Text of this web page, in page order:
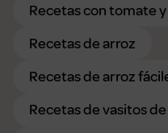
Recetas con tomate
Recetas de arroz
Recetas de arroz
Recetas de vasitos